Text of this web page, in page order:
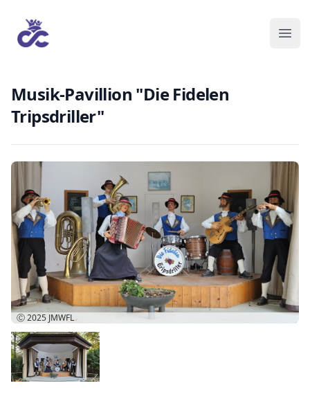
Musik-Pavillion "Die Fidelen
Tripsdriller"
Ⓒ 2025 JMWFL